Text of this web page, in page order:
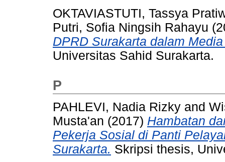
OKTAVIASTUTI, Tassya
Putri, Sofia Ningsih Rahayu
DPRD Surakarta dalam
Universitas Sahid Surakarta.
P
PAHLEVI, Nadia Rizky and
Musta'an (2017) Hambatan
Pekerja Sosial di Panti
Surakarta. Skripsi thesis,